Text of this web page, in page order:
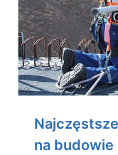
na budowie